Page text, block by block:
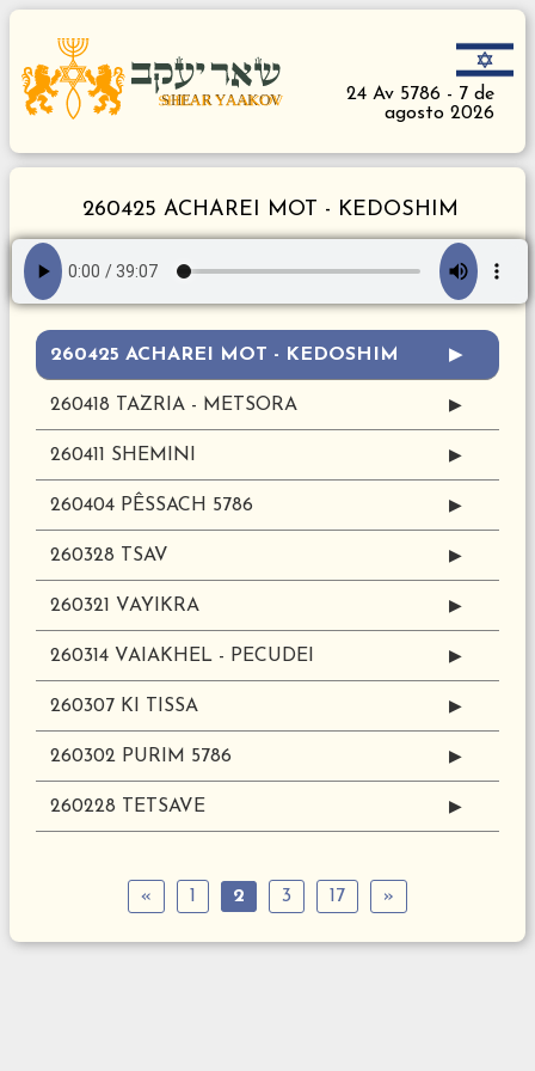
24 Av 5786 - 7 de
agosto 2026
260425 ACHAREI MOT - KEDOSHIM
260425 ACHAREI MOT - KEDOSHIM ▶
260418 TAZRIA - METSORA ▶
260411 SHEMINI ▶
260404 PÊSSACH 5786 ▶
260328 TSAV ▶
260321 VAYIKRA ▶
260314 VAIAKHEL - PECUDEI ▶
260307 KI TISSA ▶
260302 PURIM 5786 ▶
260228 TETSAVE ▶
« 1 2 3 17 »